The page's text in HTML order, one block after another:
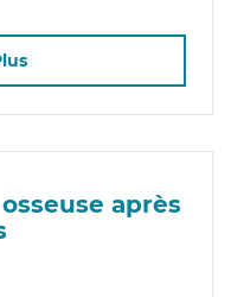
après